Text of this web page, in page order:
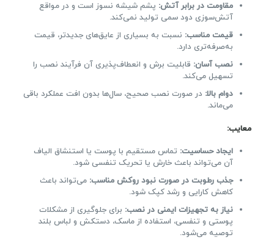
مقاومت در برابر آتش: پشم شیشه نسوز است و در مواقع
آتش‌سوزی دود سمی تولید نمی‌کند.
قیمت مناسب: نسبت به بسیاری از عایق‌های جدیدتر، قیمت
به‌صرفه‌تری دارد.
نصب آسان: قابلیت برش و انعطاف‌پذیری آن فرآیند نصب را
تسهیل می‌کند.
دوام بالا: در صورت نصب صحیح، سال‌ها بدون افت عملکرد باقی
می‌ماند.
معایب:
ایجاد حساسیت: تماس مستقیم با پوست یا استنشاق الیاف
آن می‌تواند باعث خارش یا تحریک تنفسی شود.
جذب رطوبت در صورت نبود روکش مناسب: می‌تواند باعث
کاهش کارایی و رشد کپک شود.
نیاز به تجهیزات ایمنی در نصب: برای جلوگیری از مشکلات
پوستی و تنفسی، استفاده از ماسک، دستکش و لباس بلند
توصیه می‌شود.